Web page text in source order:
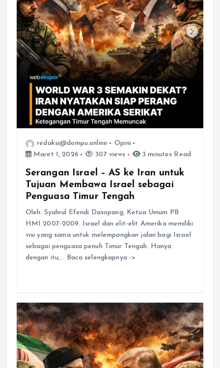
redaksi@dompu.online
Opini
Maret 1, 2026
307 views 3 minutes Read
Serangan Israel – AS ke Iran untuk
Tujuan Membawa Israel sebagai
Penguasa Timur Tengah
Oleh: Syahrul Efendi Dasopang, Ketua Umum PB
HMI 2007-2009. Israel dan elit-elit Amerika memiliki
visi yang sama untuk melempangkan jalan bagi Israel
sebagai penguasa penuh Timur Tengah. Hanya
dengan itu,… Baca selengkapnya ->